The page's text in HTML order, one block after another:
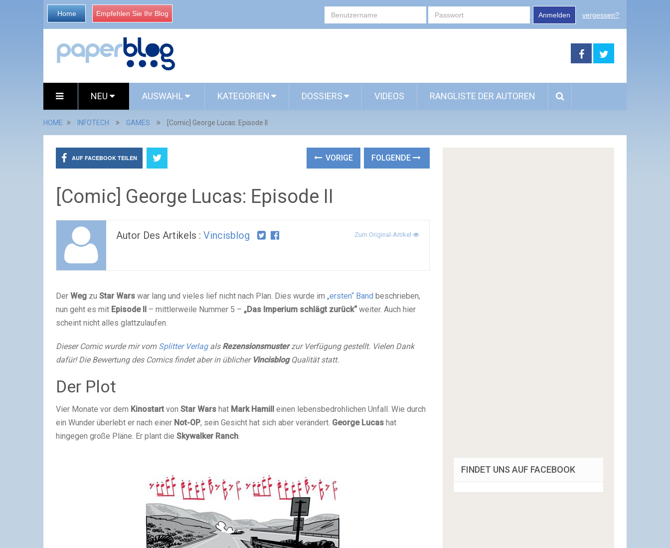
Home Empfehlen Sie Ihr Blog Anmelden vergessen?
NEU AUSWAHL KATEGORIEN DOSSIERS VIDEOS RANGLISTE DER AUTOREN
HOME INFOTECH GAMES [Comic] George Lucas: Episode II
AUF FACEBOOK TEILEN VORIGE FOLGENDE
[Comic] George Lucas: Episode II
Autor Des Artikels : Vincisblog Zum Original-Artikel
Der Weg zu Star Wars war lang und vieles lief nicht nach Plan. Dies wurde im „ersten“ Band beschrieben,
nun geht es mit Episode II – mittlerweile Nummer 5 – „Das Imperium schlägt zurück“weiter. Auch hier
scheint nicht alles glattzulaufen.
Dieser Comic wurde mir vom Splitter Verlagals Rezensionsmusterzur Verfügung gestellt. Vielen Dank
dafür! Die Bewertung des Comics findet aber in üblicher VincisblogQualität statt.
Der Plot
Vier Monate vor dem Kinostart von Star Wars hat Mark Hamill einen lebensbedrohlichen Unfall. Wie durch
ein Wunder überlebt er nach einer Not-OP, sein Gesicht hat sich aber verändert. George Lucas hat
hingegen große Pläne. Er plant die Skywalker Ranch.
FINDET UNS AUF FACEBOOK